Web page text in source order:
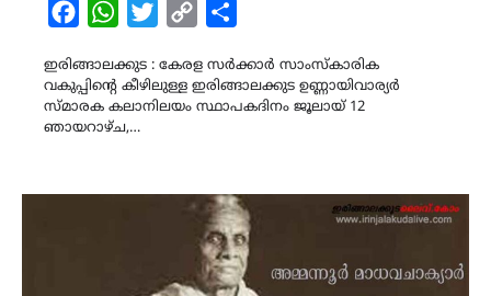
FacebookWhatsAppTwitterCopy
ഇരിങ്ങാലക്കുട : കേരള സർക്കാർ സാംസ്കാരിക
വകുപ്പിന്റെ കീഴിലുള്ള ഇരിങ്ങാലക്കുട ഉണ്ണായിവാര്യർ
സ്‌മാരക കലാനിലയം സ്ഥാപകദിനം ജൂലായ് 12
ഞായറാഴ്ച,…